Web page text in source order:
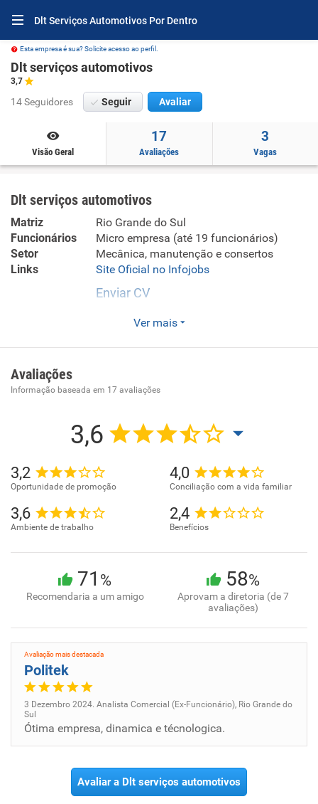
Dlt Serviços Automotivos Por Dentro
Esta empresa é sua? Solicite acesso ao perfil.
Dlt serviços automotivos
3,7
14 Seguidores Seguir Avaliar
Visão Geral
17
Avaliações
3
Vagas
Dlt serviços automotivos
Matriz
Rio Grande do Sul
Funcionários
Micro empresa (até 19 funcionários)
Setor
Mecânica, manutenção e consertos
Links
Site Oficial no Infojobs
Enviar CV
- Serviços de instalação, manutenção e reparação de
Ver mais
Avaliações
Informação baseada em 17 avaliações
3,6
3,2
Oportunidade de promoção
4,0
Conciliação com a vida familiar
3,6
Ambiente de trabalho
2,4
Benefícios
71 %
Recomendaria a um amigo
58%
Aprovam a diretoria (de 7
avaliações)
Avaliação mais destacada
Politek
3 Dezembro 2024. Analista Comercial (Ex-Funcionário), Rio Grande do
Sul
Ótima empresa, dinamica e técnologica.
Avaliar a Dlt serviços automotivos